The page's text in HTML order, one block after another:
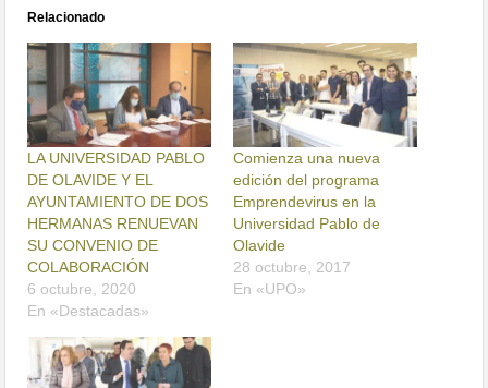
Relacionado
LA UNIVERSIDAD PABLO
DE OLAVIDE Y EL
AYUNTAMIENTO DE DOS
HERMANAS RENUEVAN
SU CONVENIO DE
COLABORACIÓN
6 octubre, 2020
En «Destacadas»
Comienza una nueva
edición del programa
Emprendevirus en la
Universidad Pablo de
Olavide
28 octubre, 2017
En «UPO»